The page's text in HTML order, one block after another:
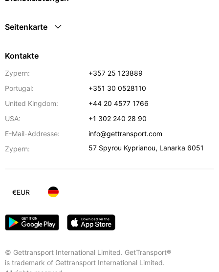
Seitenkarte
Kontakte
Zypern:
+357 25 123889
Portugal:
+351 30 0528110
United Kingdom:
+44 20 4577 1766
USA:
+1 302 240 28 90
E-Mail-Addresse:
info@gettransport.com
Zypern:
57 Spyrou Kyprianou, Lanarka 6051
© Gettransport International Limited. GetTransport®
is trademark of Gettransport International Limited.
€EUR